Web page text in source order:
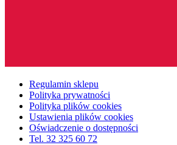
Regulamin sklepu
Polityka prywatności
Polityka plików cookies
Ustawienia plików cookies
Oświadczenie o dostępności
Tel. 32 325 60 72